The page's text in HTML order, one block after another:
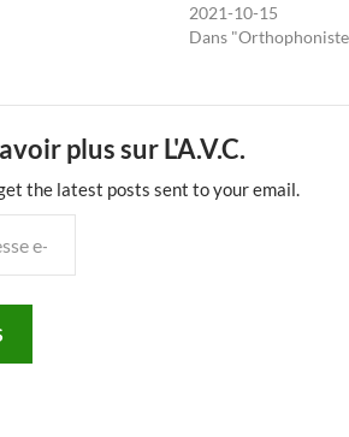
2021-10-15
Dans
plus sur L'A.V.C.
the latest posts sent to your email.